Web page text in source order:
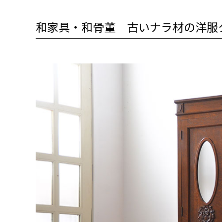
和家具・和骨董 古いナラ材の洋服